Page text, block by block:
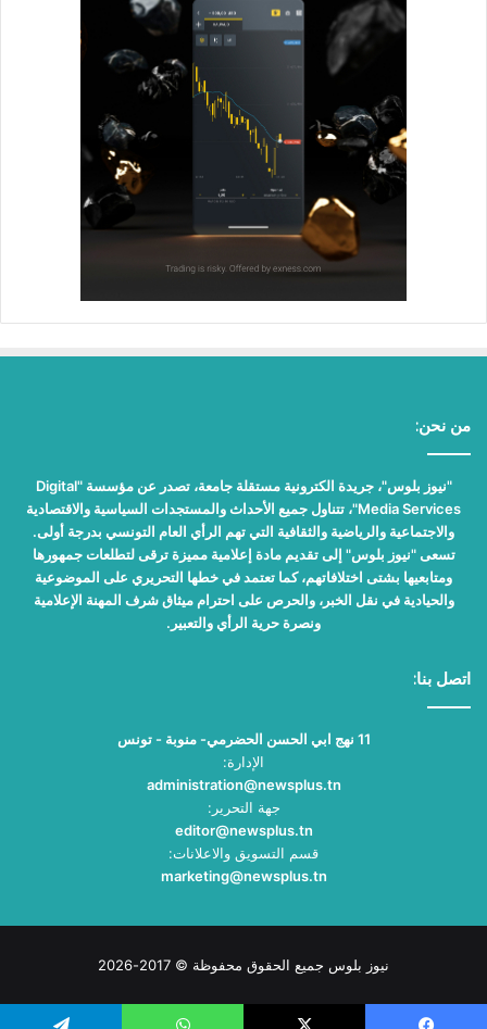
من نحن:
"نيوز بلوس"، جريدة الكترونية مستقلة جامعة، تصدر عن مؤسسة "Digital
Media Services"، تتناول جميع الأحداث والمستجدات السياسية والاقتصادية
والاجتماعية والرياضية والثقافية التي تهم الرأي العام التونسي بدرجة أولى.
تسعى "نيوز بلوس" إلى تقديم مادة إعلامية مميزة ترقى لتطلعات جمهورها
ومتابعيها بشتى اختلافاتهم، كما تعتمد في خطها التحريري على الموضوعية
والحيادية في نقل الخبر، والحرص على احترام ميثاق شرف المهنة الإعلامية
ونصرة حرية الرأي والتعبير.
اتصل بنا:
11 نهج ابي الحسن الحضرمي- منوبة - تونس
الإدارة:
administration@newsplus.tn
جهة التحرير:
editor@newsplus.tn
قسم التسويق والاعلانات:
marketing@newsplus.tn
نيوز بلوس جميع الحقوق محفوظة © 2017-2026